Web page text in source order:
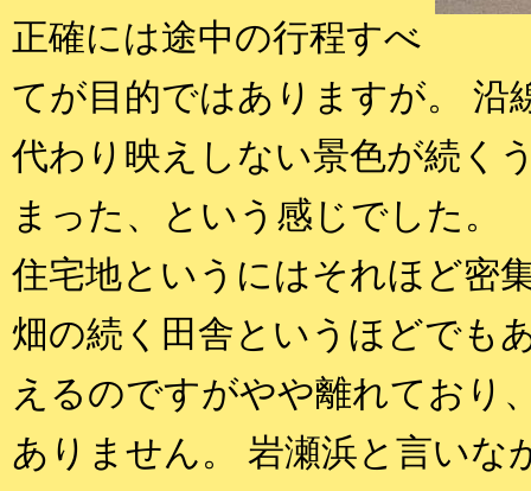
正確には途中の行程すべ
てが目的ではありますが。 沿
代わり映えしない景色が続く
まった、という感じでした。
住宅地というにはそれほど密
畑の続く田舎というほどでも
えるのですがやや離れており
ありません。 岩瀬浜と言いな